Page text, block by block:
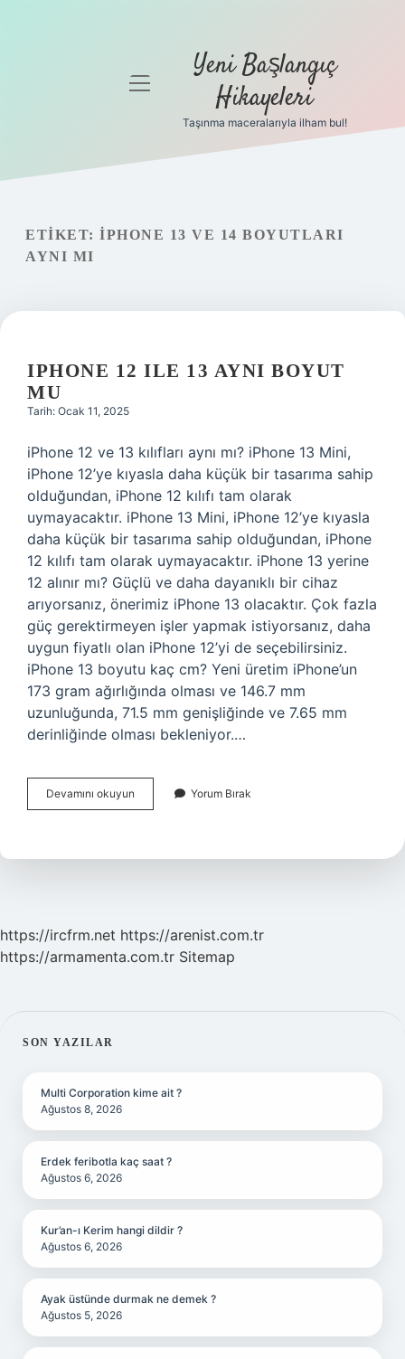
Gizlilik
Yasal Uyarı
menüyü
Yeni Başlangıç
Hikayeleri
Taşınma maceralarıyla ilham bul!
ETIKET: IPHONE 13 VE 14 BOYUTLARI
AYNI MI
IPHONE 12 ILE 13 AYNI BOYUT
MU
Tarih: Ocak 11, 2025
iPhone 12 ve 13 kılıfları aynı mı? iPhone 13 Mini,
iPhone 12’ye kıyasla daha küçük bir tasarıma sahip
olduğundan, iPhone 12 kılıfı tam olarak
uymayacaktır. iPhone 13 Mini, iPhone 12’ye kıyasla
daha küçük bir tasarıma sahip olduğundan, iPhone
12 kılıfı tam olarak uymayacaktır. iPhone 13 yerine
12 alınır mı? Güçlü ve daha dayanıklı bir cihaz
arıyorsanız, önerimiz iPhone 13 olacaktır. Çok fazla
güç gerektirmeyen işler yapmak istiyorsanız, daha
uygun fiyatlı olan iPhone 12’yi de seçebilirsiniz.
iPhone 13 boyutu kaç cm? Yeni üretim iPhone’un
173 gram ağırlığında olması ve 146.7 mm
uzunluğunda, 71.5 mm genişliğinde ve 7.65 mm
derinliğinde olması bekleniyor.…
Devamını okuyun
12
Aynı
Yorum Bırak
https://ircfrm.net https://arenist.com.tr
https://armamenta.com.tr Sitemap
SIDEBAR
SON YAZILAR
Multi Corporation kime ait ?
Ağustos 8, 2026
Erdek feribotla kaç saat ?
Ağustos 6, 2026
Kur’an-ı Kerim hangi dildir ?
Ağustos 6, 2026
Ayak üstünde durmak ne demek ?
Ağustos 5, 2026